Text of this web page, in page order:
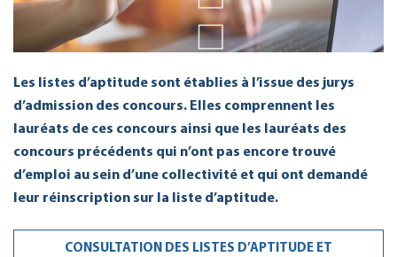
Les listes d’aptitude sont établies à l’issue des jurys
d’admission des concours. Elles comprennent les
lauréats de ces concours ainsi que les lauréats des
concours précédents qui n’ont pas encore trouvé
d’emploi au sein d’une collectivité et qui ont demandé
leur réinscription sur la liste d’aptitude.
CONSULTATION DES LISTES D’APTITUDE ET